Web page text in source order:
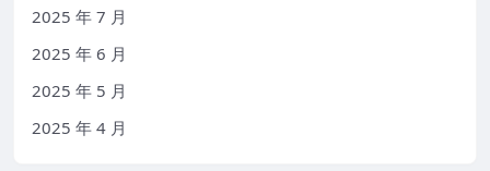
2025 年 7 月
2025 年 6 月
2025 年 5 月
2025 年 4 月